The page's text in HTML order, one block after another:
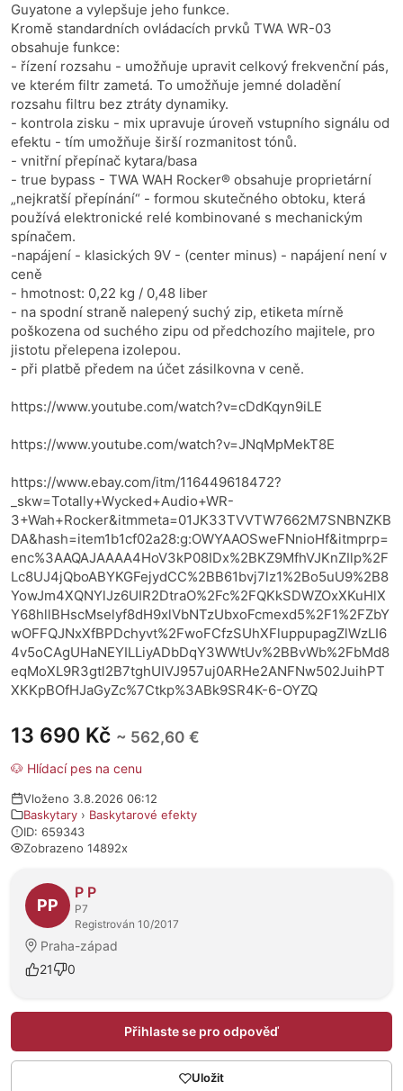
13 690 Kč ~ 562,60 €
🐶 Hlídací pes na cenu
Vloženo 3.8.2026 06:12
Baskytary › Baskytarové efekty
ID: 659343
Zobrazeno 14892x
O prodejci
PP
P P
P7
Registrován 10/2017
Praha-západ
21
0
Přihlaste se pro odpověď
Uložit
Guyatone a vylepšuje jeho funkce.
Kromě standardních ovládacích prvků TWA WR-03
obsahuje funkce:
- řízení rozsahu - umožňuje upravit celkový frekvenční pás,
ve kterém filtr zametá. To umožňuje jemné doladění
rozsahu filtru bez ztráty dynamiky.
- kontrola zisku - mix upravuje úroveň vstupního signálu od
efektu - tím umožňuje širší rozmanitost tónů.
- vnitřní přepínač kytara/basa
- true bypass - TWA WAH Rocker® obsahuje proprietární
„nejkratší přepínání“ - formou skutečného obtoku, která
používá elektronické relé kombinované s mechanickým
spínačem.
-napájení - klasických 9V - (center minus) - napájení není v
ceně
- hmotnost: 0,22 kg / 0,48 liber
- na spodní straně nalepený suchý zip, etiketa mírně
poškozena od suchého zipu od předchozího majitele, pro
jistotu přelepena izolepou.
- při platbě předem na účet zásilkovna v ceně.
https://www.youtube.com/watch?v=cDdKqyn9iLE
https://www.youtube.com/watch?v=JNqMpMekT8E
https://www.ebay.com/itm/116449618472?
_skw=Totally+Wycked+Audio+WR-
3+Wah+Rocker&itmmeta=01JK33TVVTW7662M7SNBNZKB
DA&hash=item1b1cf02a28:g:OWYAAOSweFNnioHf&itmprp=
enc%3AAQAJAAAA4HoV3kP08IDx%2BKZ9MfhVJKnZIlp%2F
Lc8UJ4jQboABYKGFejydCC%2BB61bvj7lz1%2Bo5uU9%2B8
YowJm4XQNYlJz6UIR2DtraO%2Fc%2FQKkSDWZOxXKuHlX
Y68hllBHscMselyf8dH9xlVbNTzUbxoFcmexd5%2F1%2FZbY
wOFFQJNxXfBPDchyvt%2FwoFCfzSUhXFluppupagZlWzLI6
4v5oCAgUHaNEYILLiyADbDqY3WWtUv%2BBvWb%2FbMd8
eqMoXL9R3gtl2B7tghUIVJ957uj0ARHe2ANFNw502JuihPT
XKKpBOfHJaGyZc%7Ctkp%3ABk9SR4K-6-OYZQ